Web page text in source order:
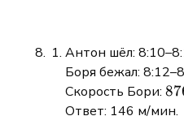
+
762)
=
3060
Антон шёл:
Боря бежал:
Скорость Бори:
: 6
Ответ: 146 м/мин.